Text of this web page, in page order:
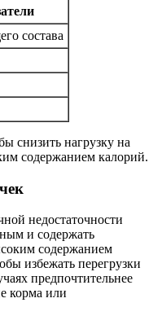
состава
снизить нагрузку на
содержанием калорий.
недостаточности
и содержать
содержанием
избежать перегрузки
предпочтительнее
корма или